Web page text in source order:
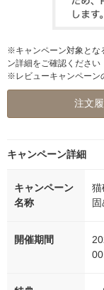
※キャンペーン対象とな
ン詳細をご確認ください
※レビューキャンペーン
注文
キャンペーン詳細
キャンペーン
名称
猫
開催期間